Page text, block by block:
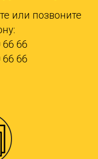
или позвоните
66 66
66 66